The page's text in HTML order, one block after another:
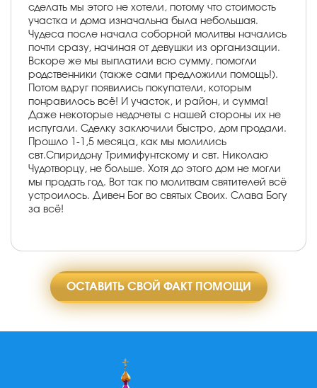
сделать мы этого не хотели, потому что стоимость
участка и дома изначальна была небольшая.
Чудеса после начала соборной молитвы начались
почти сразу, начиная от девушки из организации.
Вскоре же мы выплатили всю сумму, помогли
родственники (также сами предложили помощь!).
Потом вдруг появились покупатели, которым
понравилось всё! И участок, и район, и сумма!
Даже некоторые недочеты с нашей стороны их не
испугали. Сделку заключили быстро, дом продали.
Прошло 1-1,5 месяца, как мы молились
свт.Спиридону Тримифунтскому и свт. Николаю
Чудотворцу, не больше. Хотя до этого дом не могли
мы продать год. Вот так по молитвам святителей всё
устроилось. Дивен Бог во святых Своих. Слава Богу
за всё!
ОСТАВИТЬ СВОЙ ФАКТ ПОМОЩИ